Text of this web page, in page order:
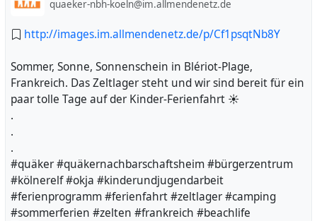
quaeker-nbh-koeln@im.allmendenetz.de
http://images.im.allmendenetz.de/p/Cf1psqtNb8Y
Sommer, Sonne, Sonnenschein in Blériot-Plage,
Frankreich. Das Zeltlager steht und wir sind bereit für ein
paar tolle Tage auf der Kinder-Ferienfahrt ☀️
.
.
.
#quäker #quäkernachbarschaftsheim #bürgerzentrum
#kölnerelf #okja #kinderundjugendarbeit
#ferienprogramm #ferienfahrt #zeltlager #camping
#sommerferien #zelten #frankreich #beachlife